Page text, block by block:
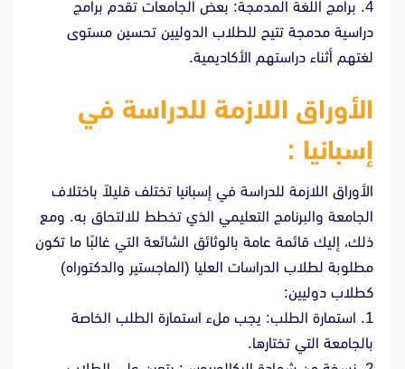
4. برامج اللغة المدمجة: بعض الجامعات تقدم برامج
دراسية مدمجة تتيح للطلاب الدوليين تحسين مستوى
لغتهم أثناء دراستهم الأكاديمية.
الأوراق اللازمة للدراسة في
إسبانيا :
الأوراق اللازمة للدراسة في إسبانيا تختلف قليلاً باختلاف
الجامعة والبرنامج التعليمي الذي تخطط للالتحاق به. ومع
ذلك، إليك قائمة عامة بالوثائق الشائعة التي غالبًا ما تكون
مطلوبة لطلاب الدراسات العليا (الماجستير والدكتوراه)
كطلاب دوليين:
1. استمارة الطلب: يجب ملء استمارة الطلب الخاصة
بالجامعة التي تختارها.